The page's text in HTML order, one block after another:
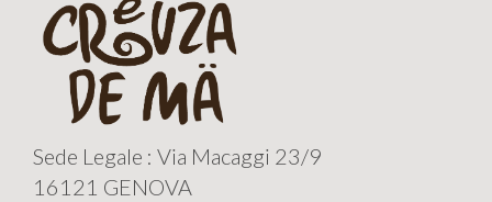
Sede Legale : Via Macaggi 23/9
16121 GENOVA